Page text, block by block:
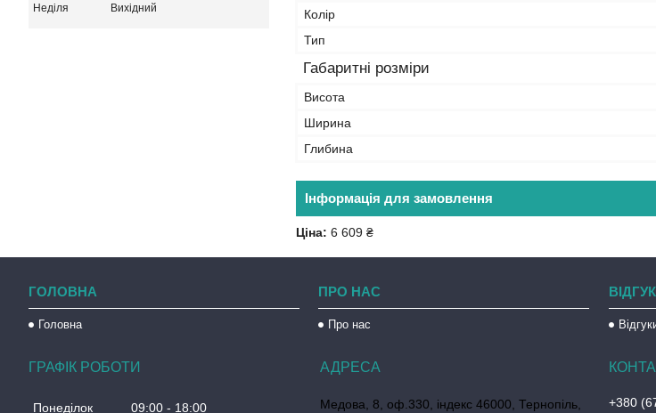
Колір
Тип
Габаритні розміри
Висота
Ширина
Глибина
Інформація для замовлення
Ціна: 6 609 ₴
Неділя
Вихідний
ГОЛОВНА
Головна
ПРО НАС
Про нас
ГРАФІК РОБОТИ
Понеділок 09:00
18:00
Медова, 8, оф.330, індекс 46000, Тернопіль,
+380